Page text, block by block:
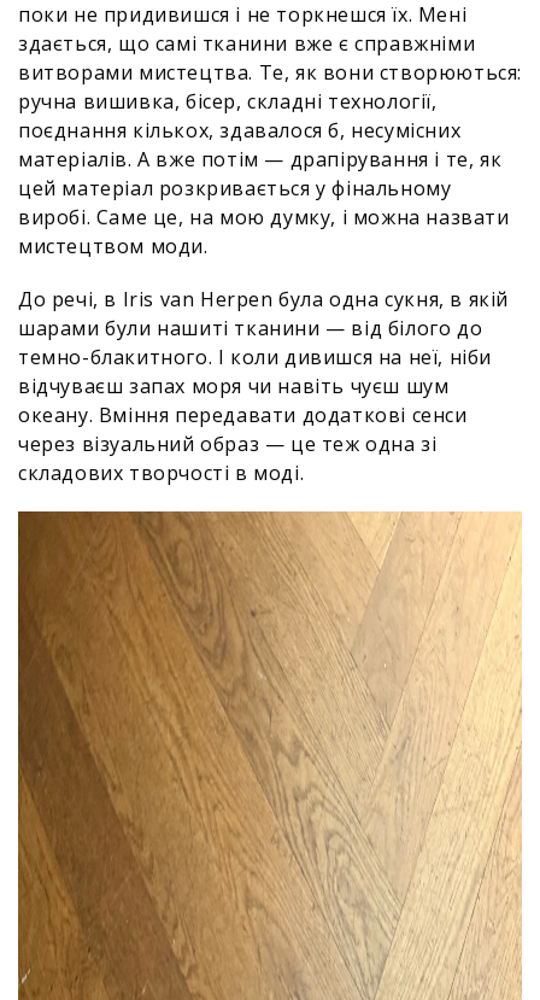
поки не придивишся і не торкнешся їх. Мені
здається, що самі тканини вже є справжніми
витворами мистецтва. Те, як вони створюються:
ручна вишивка, бісер, складні технології,
поєднання кількох, здавалося б, несумісних
матеріалів. А вже потім — драпірування і те, як
цей матеріал розкривається у фінальному
виробі. Саме це, на мою думку, і можна назвати
мистецтвом моди.
До речі, в Iris van Herpen була одна сукня, в якій
шарами були нашиті тканини — від білого до
темно-блакитного. І коли дивишся на неї, ніби
відчуваєш запах моря чи навіть чуєш шум
океану. Вміння передавати додаткові сенси
через візуальний образ — це теж одна зі
складових творчості в моді.